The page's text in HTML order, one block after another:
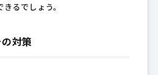
るでしょう。
対策